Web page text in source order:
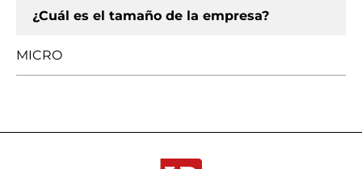
¿Cuál es el tamaño de la empresa?
MICRO